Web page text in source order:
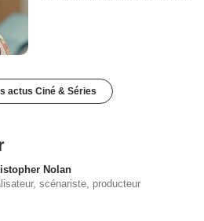
actus Ciné & Séries
Nolan
scénariste, producteur